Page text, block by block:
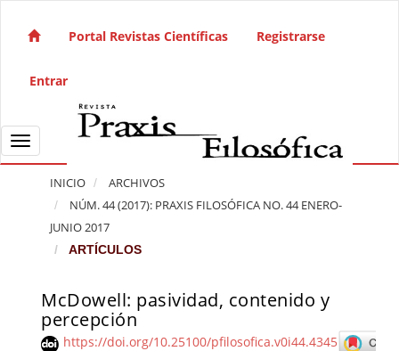
Navegación principal
Barra lateral
Portal Revistas Científicas Registrarse
Entrar
Toggle navigation
INICIO
ARCHIVOS
NÚM. 44 (2017): PRAXIS FILOSÓFICA NO. 44 ENERO-
JUNIO 2017
ARTÍCULOS
McDowell: pasividad, contenido y
percepción
https://doi.org/10.25100/pfilosofica.v0i44.4345
Barra lateral del artículo